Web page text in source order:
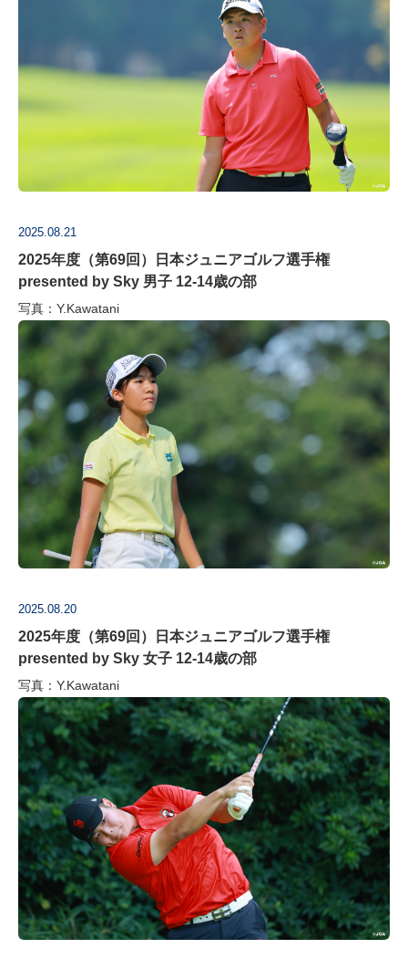
2025.08.21
2025年度（第69回）日本ジュニアゴルフ選手権
presented by Sky 男子 12‐14歳の部
写真：Y.Kawatani
2025.08.20
2025年度（第69回）日本ジュニアゴルフ選手権
presented by Sky 女子 12‐14歳の部
写真：Y.Kawatani